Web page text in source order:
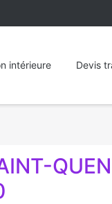
intérieure Devis